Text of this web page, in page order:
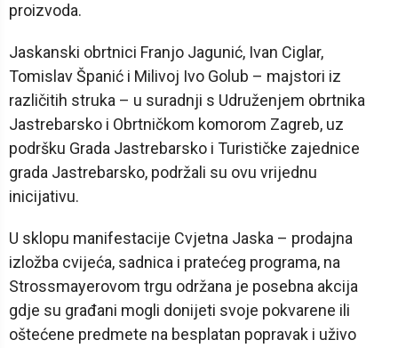
proizvoda.
Jaskanski obrtnici Franjo Jagunić, Ivan Ciglar,
Tomislav Španić i Milivoj Ivo Golub – majstori iz
različitih struka – u suradnji s Udruženjem obrtnika
Jastrebarsko i Obrtničkom komorom Zagreb, uz
podršku Grada Jastrebarsko i Turističke zajednice
grada Jastrebarsko, podržali su ovu vrijednu
inicijativu.
U sklopu manifestacije Cvjetna Jaska – prodajna
izložba cvijeća, sadnica i pratećeg programa, na
Strossmayerovom trgu održana je posebna akcija
gdje su građani mogli donijeti svoje pokvarene ili
oštećene predmete na besplatan popravak i uživo